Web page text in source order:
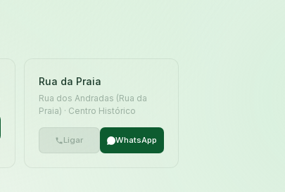
Rua da Praia
Rua dos Andradas (Rua da
Praia) · Centro Histórico
Ligar WhatsApp